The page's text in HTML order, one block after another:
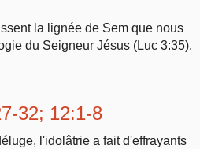
la lignée de Sem que nous
du Seigneur Jésus (Luc 3:35).
32; 12:1-8
l'idolâtrie a fait d'effrayants